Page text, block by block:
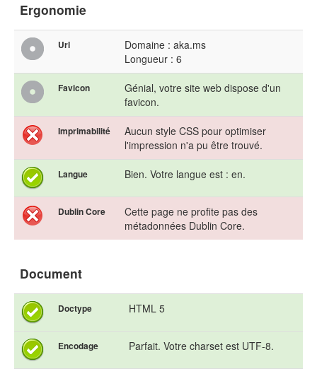
Ergonomie
Url
Domaine : aka.ms
Longueur : 6
Favicon
Génial, votre site web dispose d'un
favicon.
Imprimabilité
Aucun style CSS pour optimiser
l'impression n'a pu être trouvé.
Langue Bien. Votre langue est : en.
Dublin Core
Cette page ne profite pas des
métadonnées Dublin Core.
Document
Doctype HTML 5
Encodage Parfait. Votre charset est UTF-8.